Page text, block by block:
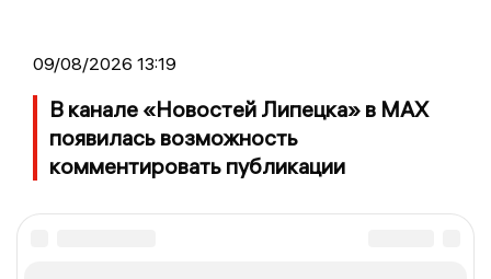
09/08/2026 13:19
В канале «Новостей Липецка» в MAX
появилась возможность
комментировать публикации